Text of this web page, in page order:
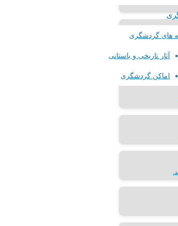
های گردشگری
آثار تاریخی و باستانی
اماکن گردشگری
از تجمعات شب‌های
صباشهر همزمان
شهرستان شهریار_ صباشهر_ ابتدای بلوار تاجیک